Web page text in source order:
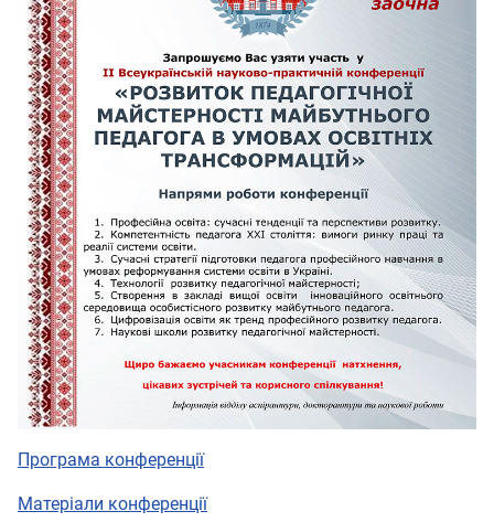
Програма конференції
Матеріали конференції